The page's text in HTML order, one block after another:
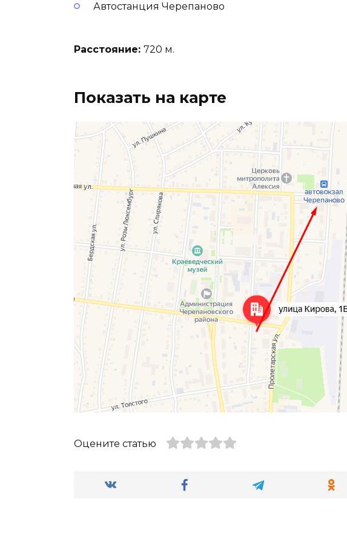
Автостанция Черепаново
Расстояние: 720 м.
Показать на карте
Оцените статью